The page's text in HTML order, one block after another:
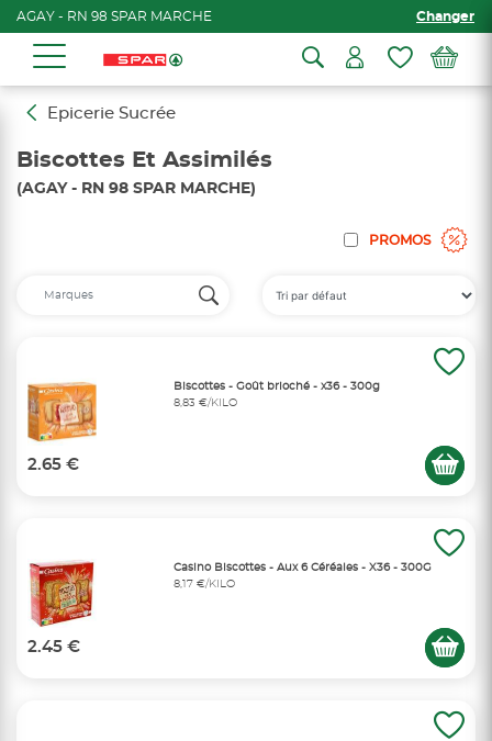
AGAY - RN 98 SPAR MARCHE Changer
Epicerie Sucrée
Biscottes Et Assimilés
(AGAY - RN 98 SPAR MARCHE)
PROMOS
Biscottes - Goût brioché - x36 - 300g
8,83 €/KILO
2.65 €
Casino Biscottes - Aux 6 Céréales - X36 - 300G
8,17 €/KILO
2.45 €